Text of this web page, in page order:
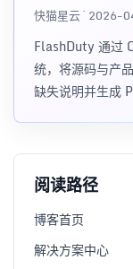
快猫星云 · 2026-
FlashDuty 通过
统，将源码与产
缺失说明并生成
阅读路径
博客首页
解决方案中心